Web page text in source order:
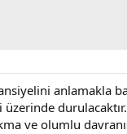
anlamakla
ve olumlu